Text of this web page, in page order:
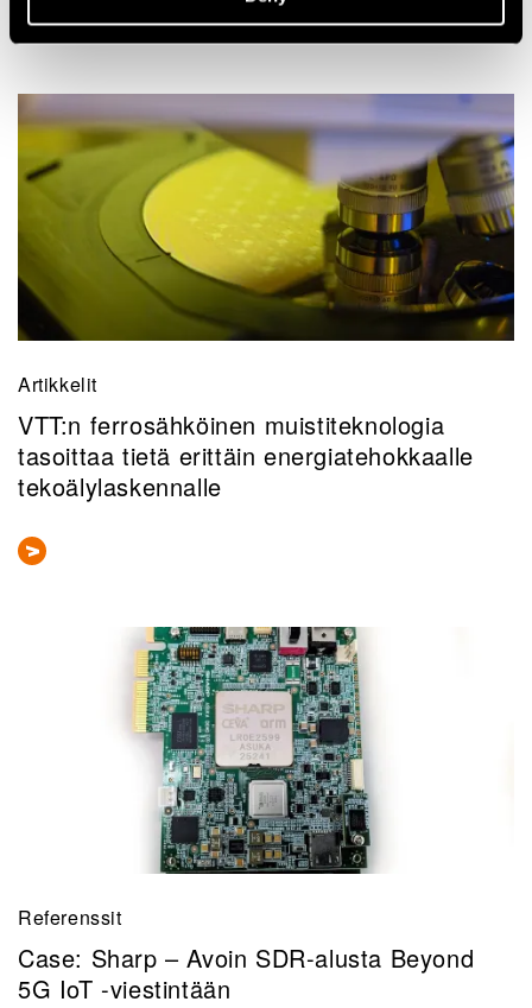
Artikkelit
VTT:n ferrosähköinen muistiteknologia
tasoittaa tietä erittäin energiatehokkaalle
tekoälylaskennalle
Referenssit
Case: Sharp – Avoin SDR-alusta Beyond
5G IoT -viestintään